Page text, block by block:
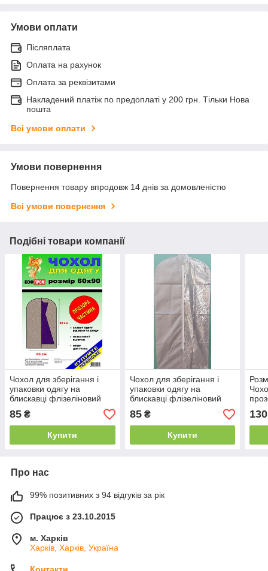
Умови оплати
Післяплата
Оплата на рахунок
Оплата за реквізитами
Накладений платіж по предоплаті у 200 грн. Тільки Нова
пошта
Всі умови оплати
Умови повернення
Повернення товару впродовж 14 днів за домовленістю
Всі умови повернення
Подібні товари компанії
Чохол для зберігання і
упаковки одягу на
блискавці флізеліновий
чорного кольору. Розмір
60 см*90 см.
85 ₴
Купити
Чохол для зберігання і
упаковки одягу на
блискавці флізеліновий
сірого кольору. Розмір 60
см*90 см.
85₴
Купити
130
Про нас
99% позитивних з 94 відгуків за рік
Працює з 23.10.2015
м. Харків
Харків, Харків, Україна